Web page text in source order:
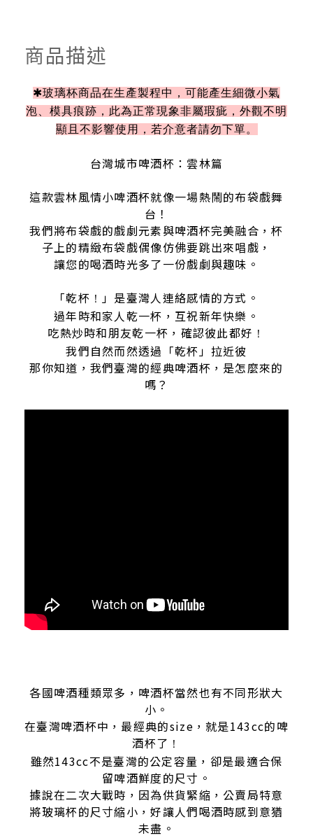
商品描述
✱玻璃杯商品在生產製程中，可能產生細微小氣
泡、模具痕跡，此為正常現象非屬瑕疵，外觀不明
顯且不影響使用，若介意者請勿下單。
台灣城市啤酒杯：雲林篇
這款雲林風情小啤酒杯就像一場熱鬧的布袋戲舞
台！
我們將布袋戲的戲劇元素與啤酒杯完美融合，杯
子上的精緻布袋戲偶像仿佛要跳出來唱戲，
讓您的喝酒時光多了一份戲劇與趣味。
「乾杯 ！ 」是臺灣人連絡感情的方式。
過年時和家人乾一杯，互祝新年快樂。
吃熱炒時和朋友乾一杯，確認彼此都好 ！
我們自然而然透過「乾杯」拉近彼
那你知道，我們臺灣的經典啤酒杯，是怎麼來的
嗎？
各國啤酒種類眾多，啤酒杯當然也有不同形狀大
小。
在臺灣啤酒杯中，最經典的size，就是143cc的啤
酒杯了 ！
雖然143cc不是臺灣的公定容量，卻是最適合保
留啤酒鮮度的尺寸。
據說在二次大戰時，因為供貨緊縮，公賣局特意
將玻璃杯的尺寸縮小，好讓人們喝酒時感到意猶
未盡。